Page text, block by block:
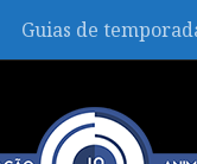
Guias de